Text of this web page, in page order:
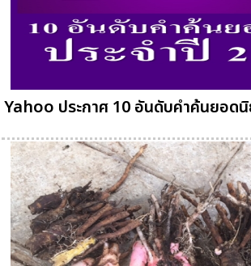
Yahoo ประกาศ 10 อันดับคำค้นยอด